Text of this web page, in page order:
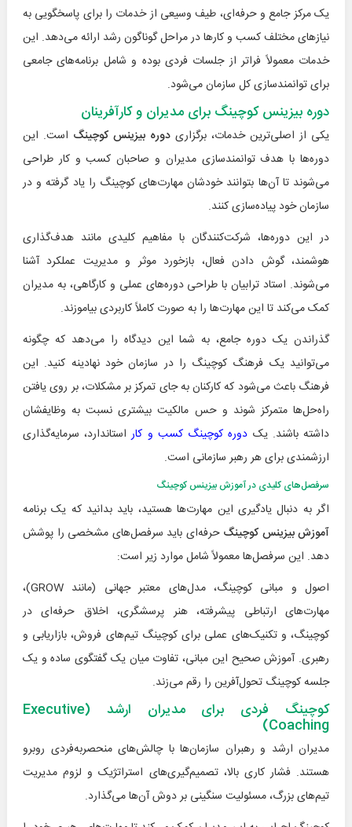
یک مرکز جامع و حرفه‌ای، طیف وسیعی از خدمات را برای پاسخگویی به
نیازهای مختلف کسب و کارها در مراحل گوناگون رشد ارائه می‌دهد. این
خدمات معمولاً فراتر از جلسات فردی بوده و شامل برنامه‌های جامعی
برای توانمندسازی کل سازمان می‌شود.
دوره بیزینس کوچینگ برای مدیران و کارآفرینان
یکی از اصلی‌ترین خدمات، برگزاری دوره بیزینس کوچینگ است. این
دوره‌ها با هدف توانمندسازی مدیران و صاحبان کسب و کار طراحی
می‌شوند تا آن‌ها بتوانند خودشان مهارت‌های کوچینگ را یاد گرفته و در
سازمان خود پیاده‌سازی کنند.
در این دوره‌ها، شرکت‌کنندگان با مفاهیم کلیدی مانند هدف‌گذاری
هوشمند، گوش دادن فعال، بازخورد موثر و مدیریت عملکرد آشنا
می‌شوند. استاد ترابیان با طراحی دوره‌های عملی و کارگاهی، به مدیران
کمک می‌کند تا این مهارت‌ها را به صورت کاملاً کاربردی بیاموزند.
گذراندن یک دوره جامع، به شما این دیدگاه را می‌دهد که چگونه
می‌توانید یک فرهنگ کوچینگ را در سازمان خود نهادینه کنید. این
فرهنگ باعث می‌شود که کارکنان به جای تمرکز بر مشکلات، بر روی یافتن
راه‌حل‌ها متمرکز شوند و حس مالکیت بیشتری نسبت به وظایفشان
داشته باشند. یک دوره کوچینگ کسب و کاراستاندارد، سرمایه‌گذاری
ارزشمندی برای هر رهبر سازمانی است.
سرفصل‌های کلیدی در آموزش بیزینس کوچینگ
اگر به دنبال یادگیری این مهارت‌ها هستید، باید بدانید که یک برنامه
آموزش بیزینس کوچینگ حرفه‌ای باید سرفصل‌های مشخصی را پوشش
دهد. این سرفصل‌ها معمولاً شامل موارد زیر است:
اصول و مبانی کوچینگ، مدل‌های معتبر جهانی (مانند GROW)،
مهارت‌های ارتباطی پیشرفته، هنر پرسشگری، اخلاق حرفه‌ای در
کوچینگ، و تکنیک‌های عملی برای کوچینگ تیم‌های فروش، بازاریابی و
رهبری. آموزش صحیح این مبانی، تفاوت میان یک گفتگوی ساده و یک
جلسه کوچینگ تحول‌آفرین را رقم می‌زند.
کوچینگ فردی برای مدیران ارشد (Executive
Coaching)
مدیران ارشد و رهبران سازمان‌ها با چالش‌های منحصربه‌فردی روبرو
هستند. فشار کاری بالا، تصمیم‌گیری‌های استراتژیک و لزوم مدیریت
تیم‌های بزرگ، مسئولیت سنگینی بر دوش آن‌ها می‌گذارد.